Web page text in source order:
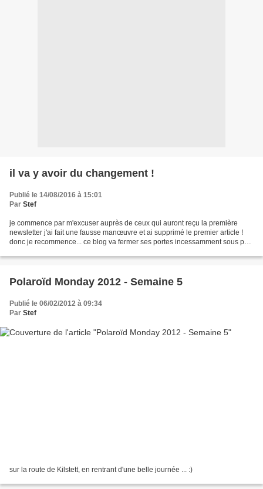
il va y avoir du changement !
Publié le 14/08/2016 à 15:01
Par Stef
je commence par m'excuser auprès de ceux qui auront reçu la première
newsletter j'ai fait une fausse manœuvre et ai supprimé le premier article !
donc je recommence... ce blog va fermer ses portes incessamment sous peu
Polaroïd Monday 2012 - Semaine 5
Publié le 06/02/2012 à 09:34
Par Stef
sur la route de Kilstett, en rentrant d'une belle journée ... :)